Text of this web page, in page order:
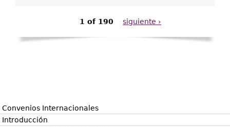
1 of 190 siguiente ›
Convenios Internacionales
Introducción